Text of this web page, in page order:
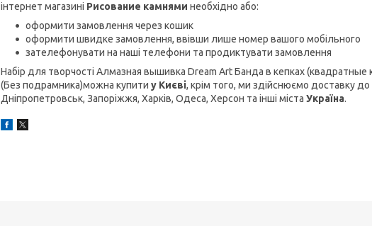
інтернет магазині Рисование камнями необхідно або:
оформити замовлення через кошик
оформити швидке замовлення, ввівши лише номер вашого мобільного
зателефонувати на наші телефони та продиктувати замовлення
Набір для творчості Алмазная вышивка Dream Art Банда в кепках
(Без подрамника)можна купити у Києві, крім того, ми здійснюємо доставку до
Дніпропетровськ, Запоріжжя, Харків, Одеса, Херсон та інші міста Україна.